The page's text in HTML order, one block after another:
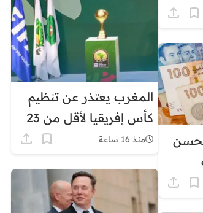
المغرب يعتذر عن تنظيم
كأس إفريقيا لأقل من 23
سنة
منذ 16 ساعة